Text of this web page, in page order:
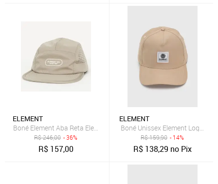
ELEMENT
Boné Element Aba Reta Element CO. WT26 Caqui
R$246,00 - 36%
R$ 157,00
ELEMENT
Boné Unissex Element Logo
R$159,90 - 14%
R$ 138,29 no Pix